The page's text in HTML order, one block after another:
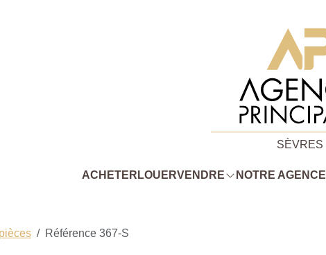
SÈVRES
ACHETER LOUERVENDRE NOTRE AGENCE
Référence 367-S